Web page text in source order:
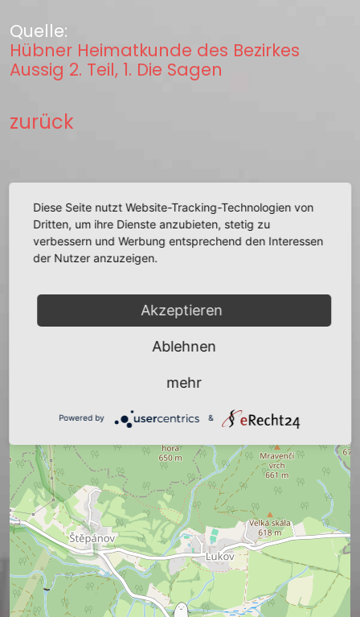
Quelle:
Hübner Heimatkunde des Bezirkes
Aussig 2. Teil, 1. Die Sagen
zurück
+
−
Diese Seite nutzt Website-Tracking-Technologien von
Dritten, um ihre Dienste anzubieten, stetig zu
verbessern und Werbung entsprechend den Interessen
der Nutzer anzuzeigen.
Akzeptieren
Ablehnen
mehr
Powered by &